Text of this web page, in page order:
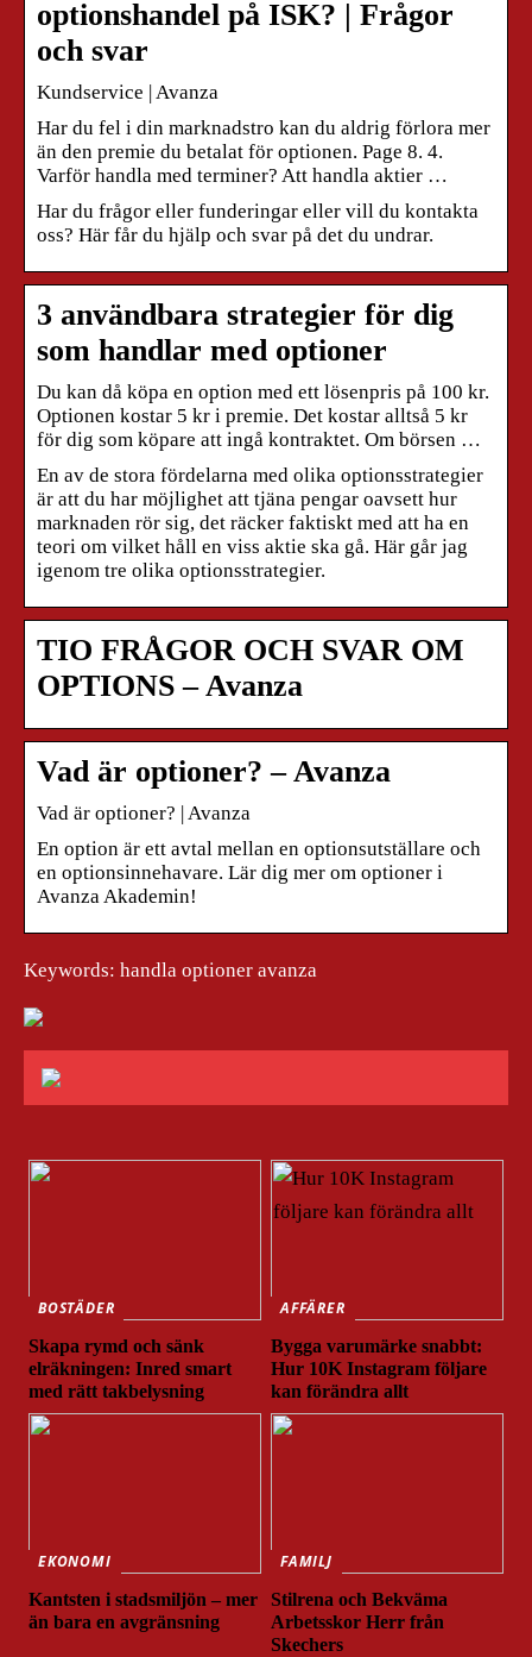
optionshandel på ISK? | Frågor
och svar
Kundservice | Avanza
Har du fel i din marknadstro kan du aldrig förlora mer
än den premie du betalat för optionen. Page 8. 4.
Varför handla med terminer? Att handla aktier …
Har du frågor eller funderingar eller vill du kontakta
oss? Här får du hjälp och svar på det du undrar.
3 användbara strategier för dig
som handlar med optioner
Du kan då köpa en option med ett lösenpris på 100 kr.
Optionen kostar 5 kr i premie. Det kostar alltså 5 kr
för dig som köpare att ingå kontraktet. Om börsen …
En av de stora fördelarna med olika optionsstrategier
är att du har möjlighet att tjäna pengar oavsett hur
marknaden rör sig, det räcker faktiskt med att ha en
teori om vilket håll en viss aktie ska gå. Här går jag
igenom tre olika optionsstrategier.
TIO FRÅGOR OCH SVAR OM
OPTIONS – Avanza
Vad är optioner? – Avanza
Vad är optioner? | Avanza
En option är ett avtal mellan en optionsutställare och
en optionsinnehavare. Lär dig mer om optioner i
Avanza Akademin!
Keywords: handla optioner avanza
BOSTÄDER
Skapa rymd och sänk
elräkningen: Inred smart
med rätt takbelysning
AFFÄRER
Bygga varumärke snabbt:
Hur 10K Instagram följare
kan förändra allt
EKONOMI
Kantsten i stadsmiljön – mer
än bara en avgränsning
FAMILJ
Stilrena och Bekväma
Arbetsskor Herr från
Skechers